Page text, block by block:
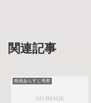
関連記事
映画あらすじ考察